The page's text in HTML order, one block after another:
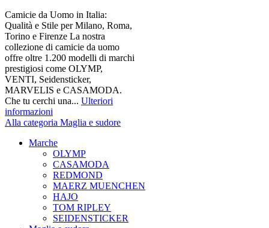
Camicie da Uomo in Italia:
Qualità e Stile per Milano, Roma,
Torino e Firenze La nostra
collezione di camicie da uomo
offre oltre 1.200 modelli di marchi
prestigiosi come OLYMP,
VENTI, Seidensticker,
MARVELIS e CASAMODA.
Che tu cerchi una... Ulteriori
informazioni
Alla categoria Maglia e sudore
Marche
OLYMP
CASAMODA
REDMOND
MAERZ MUENCHEN
HAJO
TOM RIPLEY
SEIDENSTICKER